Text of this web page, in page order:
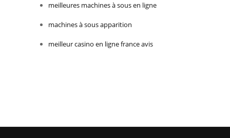
meilleures machines à sous en ligne
machines à sous apparition
meilleur casino en ligne france avis